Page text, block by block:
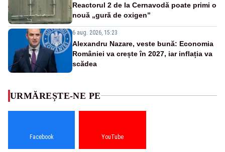
Reactorul 2 de la Cernavodă poate primi o
nouă „gură de oxigen”
6 aug. 2026, 15:23
Alexandru Nazare, veste bună: Economia
României va crește în 2027, iar inflația va
scădea
URMĂREȘTE-NE PE
Facebook YouTube